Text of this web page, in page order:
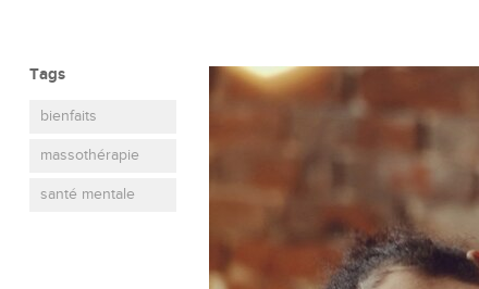
Tags
bienfaits
massothérapie
santé mentale